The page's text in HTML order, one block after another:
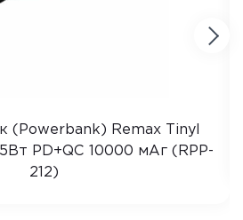
(Powerbank) Remax Tinyl
PD+QC 10000 мАг (RPP-
212)